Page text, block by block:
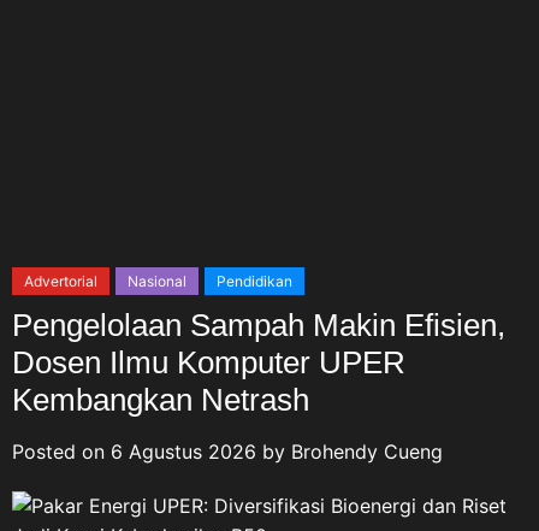
Advertorial Nasional Pendidikan
Pengelolaan Sampah Makin Efisien,
Dosen Ilmu Komputer UPER
Kembangkan Netrash
Posted on 6 Agustus 2026 by Brohendy Cueng